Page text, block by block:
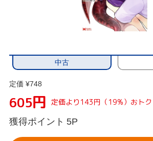
中古
定価 ¥748
605円 定価より143円（19%）おトク
獲得ポイント 5P